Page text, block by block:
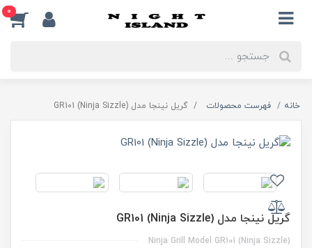
0
خانه فهرست محصولات گریل نینجا مدل GR101 (Ninja Sizzle)
گریل نینجا مدل GR101 (Ninja Sizzle)
Ninja Grill Model GR101 (Ninja Sizzle)